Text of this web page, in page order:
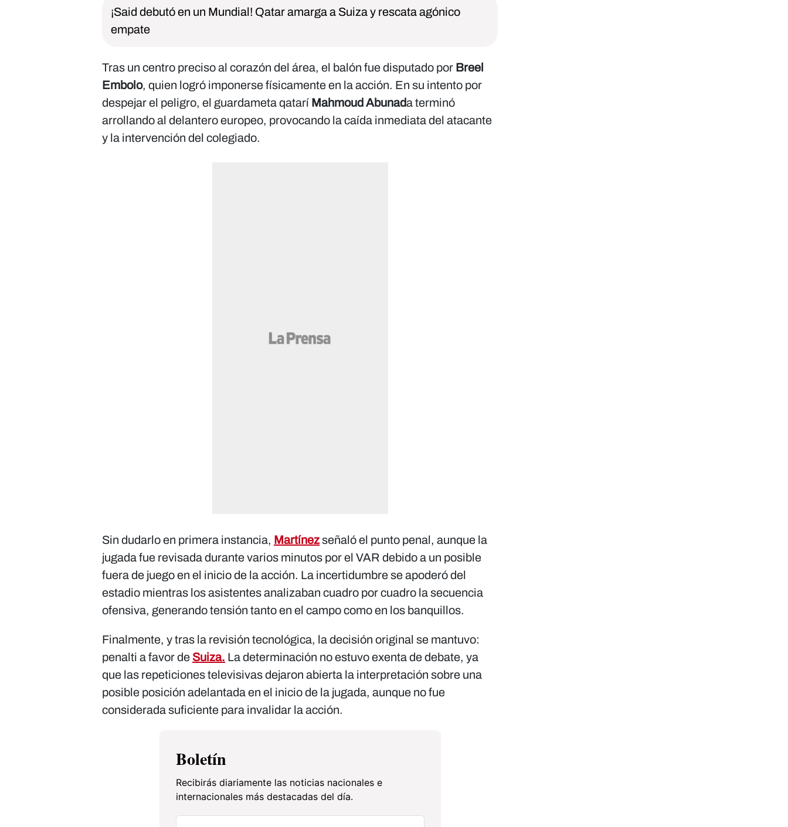
¡Said debutó en un Mundial! Qatar amarga a Suiza y rescata agónico
empate
Tras un centro preciso al corazón del área, el balón fue disputado por Breel
Embolo, quien logró imponerse físicamente en la acción. En su intento por
despejar el peligro, el guardameta qatarí Mahmoud Abunada terminó
arrollando al delantero europeo, provocando la caída inmediata del atacante
y la intervención del colegiado.
Sin dudarlo en primera instancia, Martínezseñaló el punto penal, aunque la
jugada fue revisada durante varios minutos por el VAR debido a un posible
fuera de juego en el inicio de la acción. La incertidumbre se apoderó del
estadio mientras los asistentes analizaban cuadro por cuadro la secuencia
ofensiva, generando tensión tanto en el campo como en los banquillos.
Finalmente, y tras la revisión tecnológica, la decisión original se mantuvo:
penalti a favor de Suiza. La determinación no estuvo exenta de debate, ya
que las repeticiones televisivas dejaron abierta la interpretación sobre una
posible posición adelantada en el inicio de la jugada, aunque no fue
considerada suficiente para invalidar la acción.
Boletín
Recibirás diariamente las noticias nacionales e
internacionales más destacadas del día.